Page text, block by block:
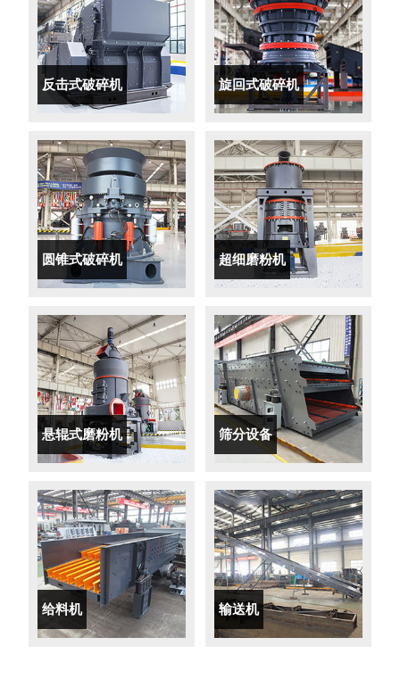
反击式破碎机 旋回式破碎机
圆锥式破碎机 超细磨粉机
悬辊式磨粉机 筛分设备
给料机 输送机